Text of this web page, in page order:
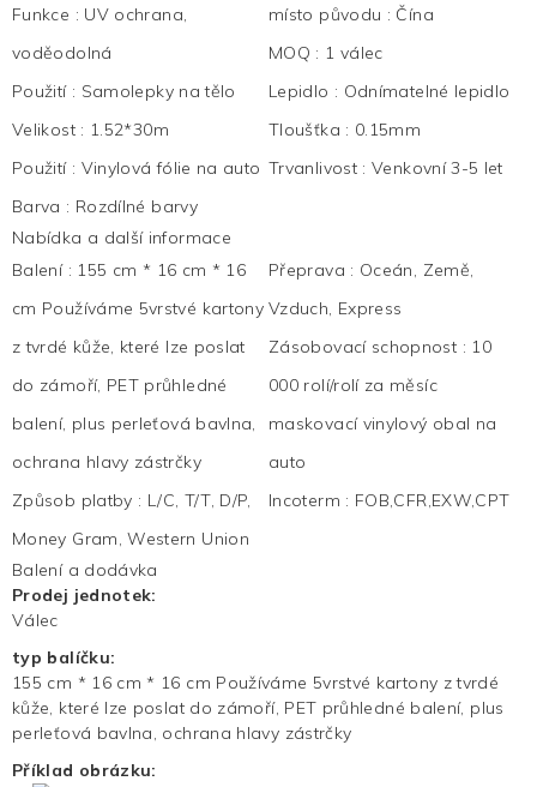
Funkce : UV ochrana,
voděodolná
místo původu : Čína
MOQ : 1 válec
Použití : Samolepky na tělo Lepidlo : Odnímatelné lepidlo
Velikost : 1.52*30m Tloušťka : 0.15mm
Použití : Vinylová fólie na auto Trvanlivost :Venkovní 3-5 let
Barva : Rozdílné barvy
Nabídka a další informace
Balení : 155 cm * 16 cm * 16
cm Používáme 5vrstvé kartony
z tvrdé kůže, které lze poslat
do zámoří, PET průhledné
balení, plus perleťová bavlna,
ochrana hlavy zástrčky
Přeprava : Oceán, Země,
Vzduch, Express
Zásobovací schopnost : 10
000 rolí/rolí za měsíc
maskovací vinylový obal na
auto
Způsob platby : L/C, T/T, D/P,
Money Gram, Western Union
Incoterm : FOB,CFR,EXW,CPT
Balení a dodávka
Prodej jednotek:
Válec
typ balíčku:
155 cm * 16 cm * 16 cm Používáme 5vrstvé kartony z tvrdé
kůže, které lze poslat do zámoří, PET průhledné balení, plus
perleťová bavlna, ochrana hlavy zástrčky
Příklad obrázku: